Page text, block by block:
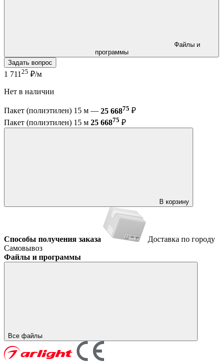
программы
Задать вопрос
1 711 25 ₽/м
Нет в наличии
Пакет (полиэтилен) 15 м — 25 66875 ₽
Пакет (полиэтилен) 15 м 25 66875 ₽
В корзину
Способы получения заказа
Доставка по городу
Самовывоз
Файлы и программы
Все файлы